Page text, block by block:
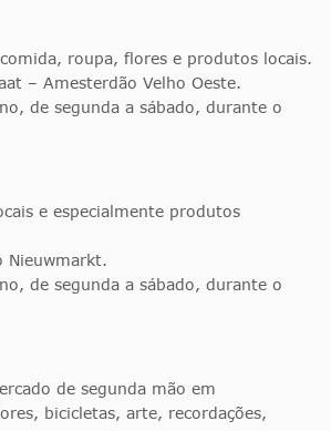
roupa, flores e produtos locais.
– Amesterdão Velho Oeste.
de segunda a sábado, durante o
e especialmente produtos
Nieuwmarkt.
de segunda a sábado, durante o
de segunda mão em
bicicletas, arte, recordações,